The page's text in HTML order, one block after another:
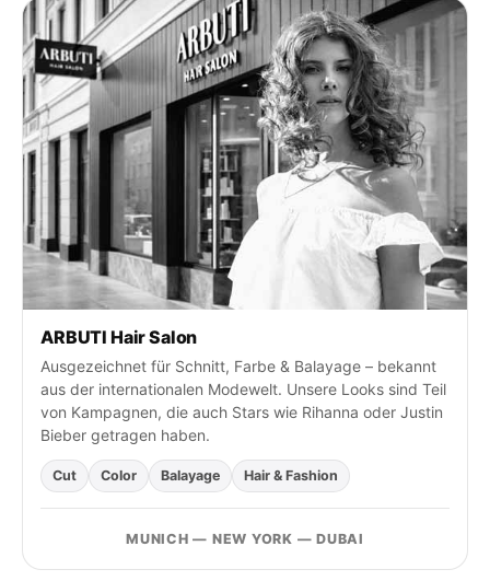
e
n
S
e
n
c
h
ARBUTI Hair Salon
Ausgezeichnet für Schnitt, Farbe & Balayage – bekannt
aus der internationalen Modewelt. Unsere Looks sind Teil
von Kampagnen, die auch Stars wie Rihanna oder Justin
Bieber getragen haben.
Cut Color Balayage Hair & Fashion
MUNICH — NEW YORK — DUBAI